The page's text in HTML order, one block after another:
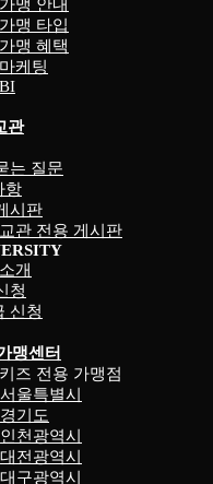
맹 안내
맹 타입
맹 혜택
케팅
관
는 질문
항
시판
관 전용 게시판
개
청
신청
맹센터
즈 전용 가맹점
서울특별시
경기도
인천광역시
대전광역시
대구광역시